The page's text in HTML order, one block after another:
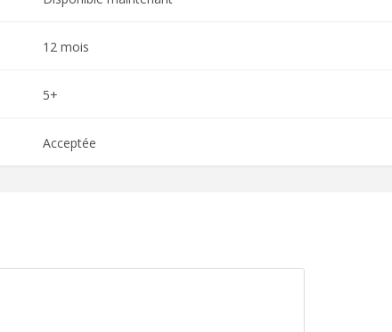
12 mois
5+
Acceptée